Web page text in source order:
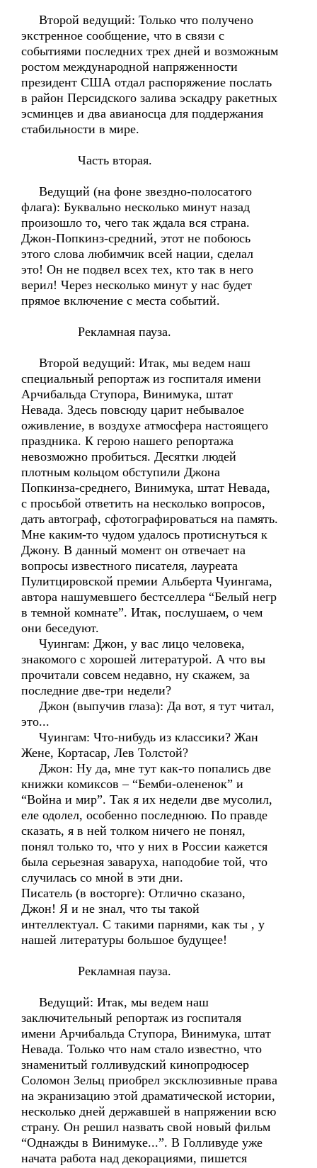
Второй ведущий: Только что получено
экстренное сообщение, что в связи с
событиями последних трех дней и возможным
ростом международной напряженности
президент США отдал распоряжение послать
в район Персидского залива эскадру ракетных
эсминцев и два авианосца для поддержания
стабильности в мире.
Часть вторая.
Ведущий (на фоне звездно-полосатого
флага): Буквально несколько минут назад
произошло то, чего так ждала вся страна.
Джон-Попкинз-средний, этот не побоюсь
этого слова любимчик всей нации, сделал
это! Он не подвел всех тех, кто так в него
верил! Через несколько минут у нас будет
прямое включение с места событий.
Рекламная пауза.
Второй ведущий: Итак, мы ведем наш
специальный репортаж из госпиталя имени
Арчибальда Ступора, Винимука, штат
Невада. Здесь повсюду царит небывалое
оживление, в воздухе атмосфера настоящего
праздника. К герою нашего репортажа
невозможно пробиться. Десятки людей
плотным кольцом обступили Джона
Попкинза-среднего, Винимука, штат Невада,
с просьбой ответить на несколько вопросов,
дать автограф, сфотографироваться на память.
Мне каким-то чудом удалось протиснуться к
Джону. В данный момент он отвечает на
вопросы известного писателя, лауреата
Пулитцировской премии Альберта Чуингама,
автора нашумевшего бестселлера “Белый негр
в темной комнате”. Итак, послушаем, о чем
они беседуют.
Чуингам: Джон, у вас лицо человека,
знакомого с хорошей литературой. А что вы
прочитали совсем недавно, ну скажем, за
последние две-три недели?
Джон (выпучив глаза): Да вот, я тут читал,
это...
Чуингам: Что-нибудь из классики? Жан
Жене, Кортасар, Лев Толстой?
Джон: Ну да, мне тут как-то попались две
книжки комиксов – “Бемби-олененок” и
“Война и мир”. Так я их недели две мусолил,
еле одолел, особенно последнюю. По правде
сказать, я в ней толком ничего не понял,
понял только то, что у них в России кажется
была серьезная заваруха, наподобие той, что
случилась со мной в эти дни.
Писатель (в восторге): Отлично сказано,
Джон! Я и не знал, что ты такой
интеллектуал. С такими парнями, как ты , у
нашей литературы большое будущее!
Рекламная пауза.
Ведущий: Итак, мы ведем наш
заключительный репортаж из госпиталя
имени Арчибальда Ступора, Винимука, штат
Невада. Только что нам стало известно, что
знаменитый голливудский кинопродюсер
Соломон Зельц приобрел эксклюзивные права
на экранизацию этой драматической истории,
несколько дней державшей в напряжении всю
страну. Он решил назвать свой новый фильм
“Однажды в Винимуке...”. В Голливуде уже
начата работа над декорациями, пишется